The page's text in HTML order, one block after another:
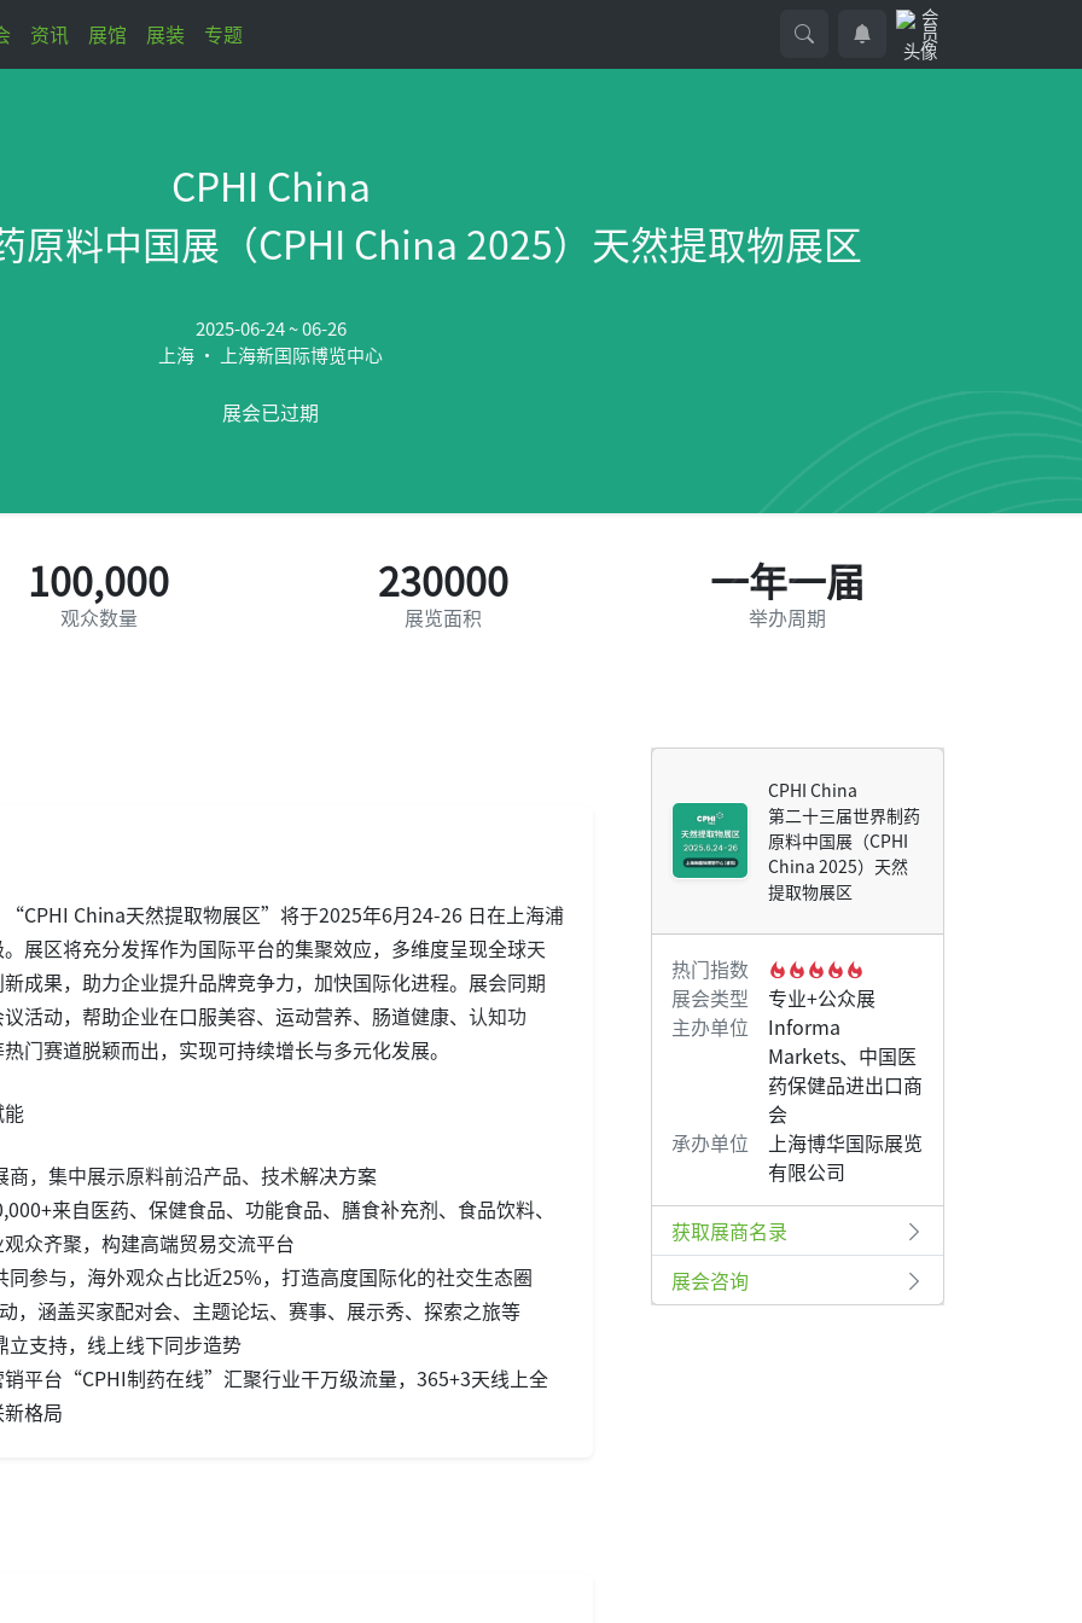
资讯 展馆 展装 专题
CPHI China
原料中国展（CPHI China 2025）天然提取物展区
2025-06-24 ~ 06-26
上海 • 上海新国际博览中心
展会已过期
100,000
观众数量
230000
展览面积
一年一届
举办周期
China天然提取物展区”将于2025年6月24-26 日在上海浦
展区将充分发挥作为国际平台的集聚效应，多维度呈现全球天
成果，助力企业提升品牌竞争力，加快国际化进程。展会同期
活动，帮助企业在口服美容、运动营养、肠道健康、认知功
门赛道脱颖而出，实现可持续增长与多元化发展。
商，集中展示原料前沿产品、技术解决方案
来自医药、保健食品、功能食品、膳食补充剂、食品饮料、
众齐聚，构建高端贸易交流平台
同参与，海外观众占比近25%，打造高度国际化的社交生态圈
，涵盖买家配对会、主题论坛、赛事、展示秀、探索之旅等
立支持，线上线下同步造势
平台“CPHI制药在线”汇聚行业干万级流量，365+3天线上全
格局
CPHI China
第二十三届世界制药
原料中国展（CPHI
China 2025）天然
提取物展区
热门指数
展会类型
专业+公众展
主办单位
Informa
Markets、中国医
药保健品进出口商
会
承办单位
上海博华国际展览
有限公司
获取展商名录
展会咨询